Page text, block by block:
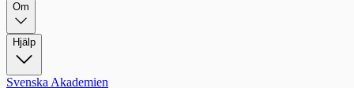
Om
Hjälp
Svenska Akademien